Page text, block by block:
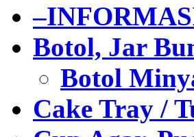
Botol, Jar
Botol
Cake Tray /